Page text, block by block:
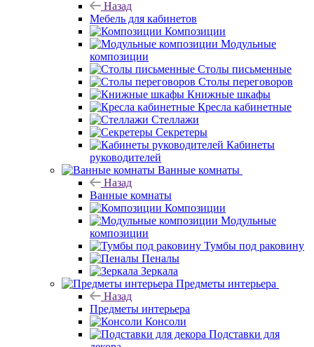
Назад
Мебель для кабинетов
Композиции
Модульные
композиции
Столы письменные
Столы переговоров
Книжные шкафы
Кресла кабинетные
Стеллажи
Секретеры
Кабинеты
руководителей
Ванные комнаты
Назад
Ванные комнаты
Композиции
Модульные
композиции
Тумбы под раковину
Пеналы
Зеркала
Предметы интерьера
Назад
Предметы интерьера
Консоли
Подставки для